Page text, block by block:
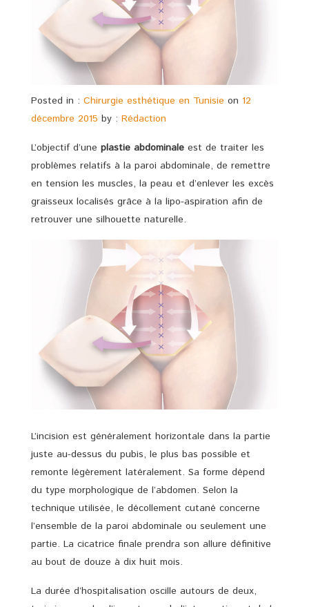
Posted in : Chirurgie esthétique en Tunisie on 12
décembre 2015 by : Rédaction
L’objectif d’une plastie abdominale est de traiter les
problèmes relatifs à la paroi abdominale, de remettre
en tension les muscles, la peau et d’enlever les excès
graisseux localisés grâce à la lipo-aspiration afin de
retrouver une silhouette naturelle.
L’incision est généralement horizontale dans la partie
juste au-dessus du pubis, le plus bas possible et
remonte légèrement latéralement. Sa forme dépend
du type morphologique de l’abdomen. Selon la
technique utilisée, le décollement cutané concerne
l’ensemble de la paroi abdominale ou seulement une
partie. La cicatrice finale prendra son allure définitive
au bout de douze à dix huit mois.
La durée d’hospitalisation oscille autours de deux,